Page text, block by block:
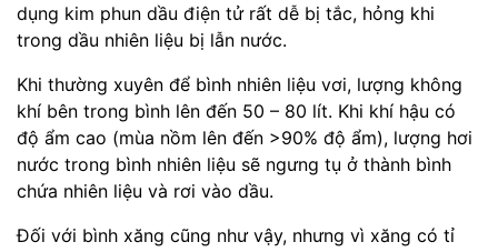
dụng kim phun dầu điện tử rất dễ bị tắc, hỏng khi
trong dầu nhiên liệu bị lẫn nước.
Khi thường xuyên để bình nhiên liệu vơi, lượng không
khí bên trong bình lên đến 50 – 80 lít. Khi khí hậu có
độ ẩm cao (mùa nồm lên đến >90% độ ẩm), lượng hơi
nước trong bình nhiên liệu sẽ ngưng tụ ở thành bình
chứa nhiên liệu và rơi vào dầu.
Đối với bình xăng cũng như vậy, nhưng vì xăng có tỉ